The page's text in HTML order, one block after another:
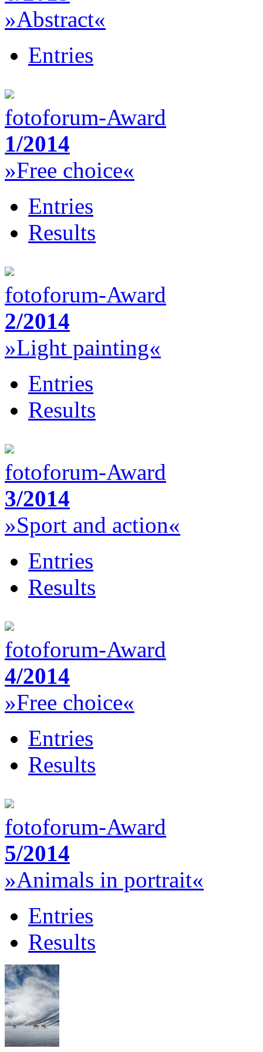
»Abstract«
Entries
fotoforum-Award
1/2014
»Free choice«
Entries
Results
fotoforum-Award
2/2014
»Light painting«
Entries
Results
fotoforum-Award
3/2014
»Sport and action«
Entries
Results
fotoforum-Award
4/2014
»Free choice«
Entries
Results
fotoforum-Award
5/2014
»Animals in portrait«
Entries
Results